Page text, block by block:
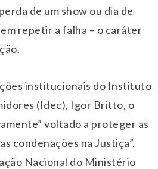
de um show ou dia de
repetir a falha – o caráter
institucionais do Instituto
(Idec), Igor Britto, o
voltado a proteger as
condenações na Justiça”.
Nacional do Ministério